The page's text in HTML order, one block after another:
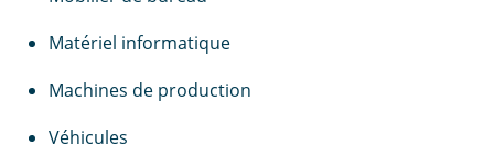
Matériel informatique
Machines de production
Véhicules